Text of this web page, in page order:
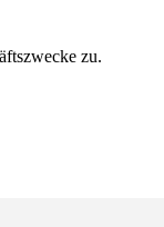
zu.